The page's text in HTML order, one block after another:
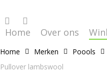
to
main
instagram
Home Over ons
Home Merken Poools
Pullover lambswool